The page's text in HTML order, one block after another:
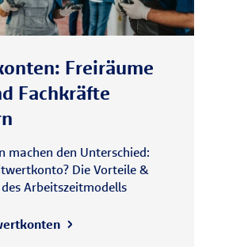
Freiräume
Fachkräfte
machen den Unterschied:
Die Vorteile &
Arbeitszeitmodells